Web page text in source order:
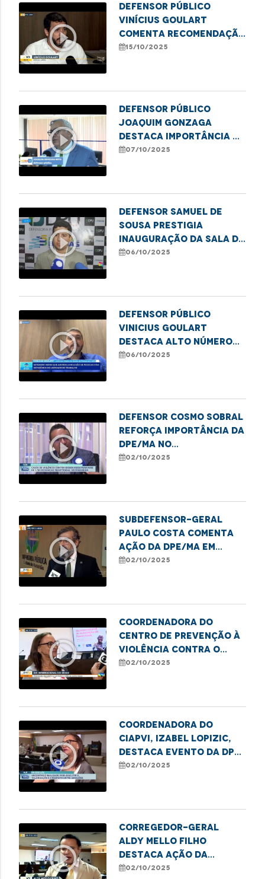
play_circle_outline
Defensor público
Vinícius Goulart
comenta recomendação
da Defensoria por mais
15/10/2025
play_circle_outline
Defensor público
Joaquim Gonzaga
destaca importância da
denúncia na proteção
07/10/2025
play_circle_outline
Defensor Samuel de
Sousa prestigia
inauguração da sala da
DPU em Balsas
06/10/2025
play_circle_outline
Defensor público
Vinicius Goulart
destaca alto número
de atendimentos a
06/10/2025
play_circle_outline
Defensor Cosmo Sobral
reforça importância da
DPE/MA no
enfrentamento à
02/10/2025
play_circle_outline
Subdefensor-geral
Paulo Costa comenta
ação da DPE/MA em
alusão ao Dia da
02/10/2025
play_circle_outline
Coordenadora do
Centro de Prevenção à
Violência contra o
Idoso da DPE/MA, Isabel
pessoa idosa
02/10/2025
play_circle_outline
Coordenadora do
CIAPVI, Izabel Lopizic,
destaca evento da DPE
em alusão ao Dia da
02/10/2025
play_circle_outline
Corregedor-Geral
Aldy Mello Filho
destaca ação da
Defensoria em evento
02/10/2025